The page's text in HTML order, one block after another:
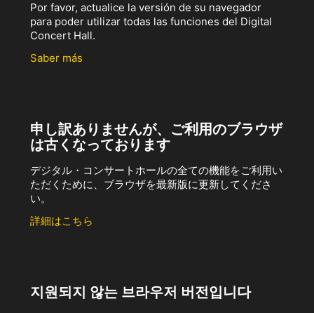
Por favor, actualice la versión de su navegador
para poder utilizar todas las funciones del Digital
Concert Hall.
Saber más
申し訳ありませんが、ご利用のブラウザ
は古くなっております
デジタル・コンサートホールの全ての機能をご利用い
ただくために、ブラウザを最新版に更新してくださ
い。
詳細はこちら
지원되지 않는 브라우저 버전입니다